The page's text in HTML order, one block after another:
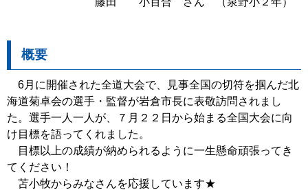
概要
6月に開催された全道大会で、見事全国の切符を掴んだ北
海道菊卓会の選手・監督が岩倉市長に表敬訪問されまし
た。選手一人一人が、７月２２日から始まる全国大会に向
け目標を語ってくれました。
目標以上の成績が納められるように一生懸命頑張ってき
てください！
苫小牧からみなさんを応援しています★